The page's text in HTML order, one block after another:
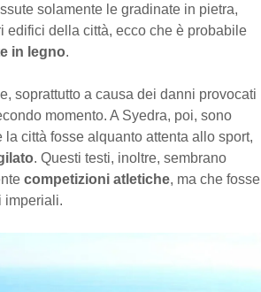
solamente le gradinate in pietra,
edifici della città, ecco che è probabile
in legno.
soprattutto a causa dei danni provocati
momento. A Syedra, poi, sono
città fosse alquanto attenta allo sport,
. Questi testi, inoltre, sembrano
competizioni atletiche, ma che fosse
imperiali.